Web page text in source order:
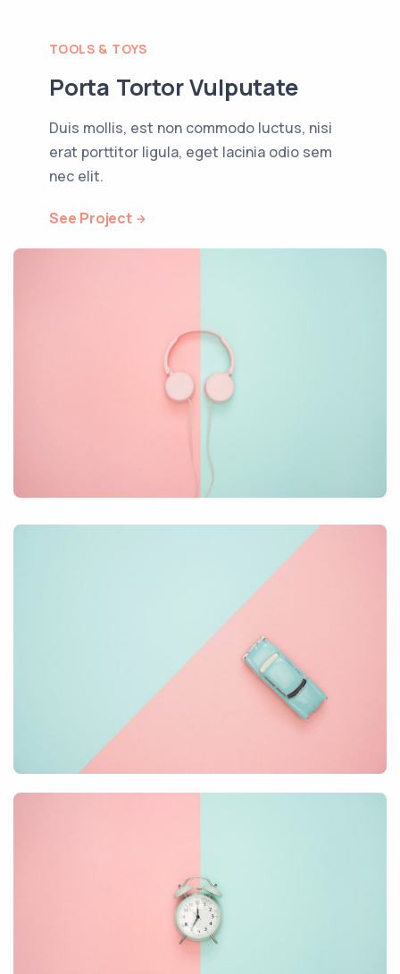
TOOLS & TOYS
Porta Tortor Vulputate
Duis mollis, est non commodo luctus, nisi
erat porttitor ligula, eget lacinia odio sem
nec elit.
See Project